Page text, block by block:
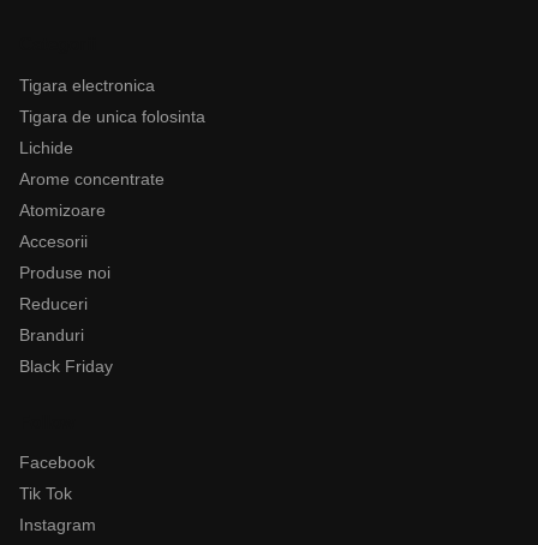
Tigara electronica
Tigara de unica folosinta
Lichide
Arome concentrate
Atomizoare
Accesorii
Produse noi
Reduceri
Branduri
Black Friday
Facebook
Tik Tok
Instagram